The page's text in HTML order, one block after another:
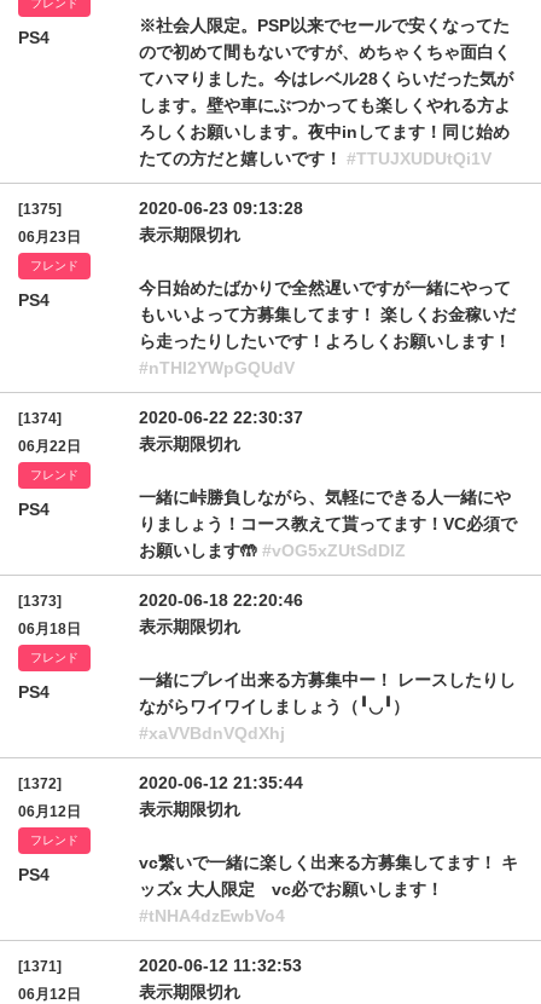
フレンド
PS4
※社会人限定。PSP以来でセールで安くなってた
ので初めて間もないですが、めちゃくちゃ面白く
てハマりました。今はレベル28くらいだった気が
します。壁や車にぶつかっても楽しくやれる方よ
ろしくお願いします。夜中inしてます！同じ始め
たての方だと嬉しいです！ #TTUJXUDUtQi1V
[1375]
06月23日
フレンド
PS4
2020-06-23 09:13:28
表示期限切れ
今日始めたばかりで全然遅いですが一緒にやって
もいいよって方募集してます！ 楽しくお金稼いだ
ら走ったりしたいです！よろしくお願いします！
#nTHI2YWpGQUdV
[1374]
06月22日
フレンド
PS4
2020-06-22 22:30:37
表示期限切れ
一緒に峠勝負しながら、気軽にできる人一緒にや
りましょう！コース教えて貰ってます！VC必須で
お願いします🤲 #vOG5xZUtSdDlZ
[1373]
06月18日
フレンド
PS4
2020-06-18 22:20:46
表示期限切れ
一緒にプレイ出来る方募集中ー！ レースしたりし
ながらワイワイしましょう（╹◡╹）
#xaVVBdnVQdXhj
[1372]
06月12日
フレンド
PS4
2020-06-12 21:35:44
表示期限切れ
vc繋いで一緒に楽しく出来る方募集してます！ キ
ッズx 大人限定 vc必でお願いします！
#tNHA4dzEwbVo4
[1371]
06月12日
2020-06-12 11:32:53
表示期限切れ